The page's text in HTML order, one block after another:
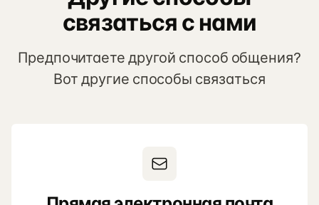
связаться с нами
Предпочитаете другой способ общения?
Вот другие способы связаться